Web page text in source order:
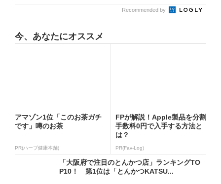
Recommended by
今、あなたにオススメ
アマゾン1位「このお茶ガチ
です」噂のお茶
PR(ハーブ健康本舗)
FPが解説！Apple製品を分割
手数料0円で入手する方法と
は？
PR(Fav-Log)
「大阪府で注目のとんかつ店」ランキングTO
P10！ 第1位は「とんかつKATSU...